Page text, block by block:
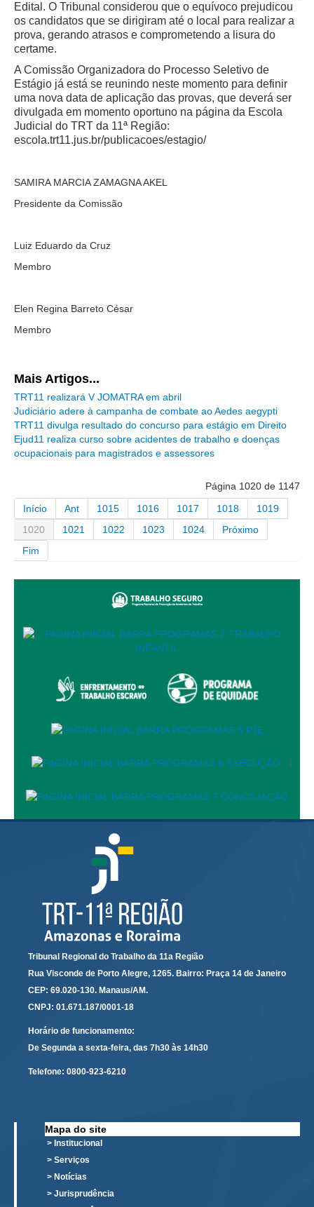
Auditoria e Prestação de Contas
Sustentabilidade
Acessibilidade
LGPD
Legislação
Atos Administrativos
Biblioteca Digital
Diário Eletrônico JT
Diário Oficial
Ementário
Regimento Interno
Regulamento Geral
Resolução do Plantão Judiciário
Revistas
Estrutura Organizacional
Protocolos de Julgamento
Faça sua Manifestação
Ouvidoria Da Mulher
Relatórios Estatísticos
Lei Geral de Proteção de Dados - LGPD
Integração das Ouvidorias
Ouvidoria no CSJT
Dúvidas Frequentes
Avalie os Serviços da Ouvidoria
Faça sua Manifestação
Denúncia Assédio Moral ou Sexual
Denúncia Assédio Eleitoral
Notícia de Irregularidade Anônima
Denúncia Atos de Corrupção
Contatos - Trabalho Remoto
Fones TRT
Fones TST
Edital. O Tribunal considerou que o equívoco prejudicou
os candidatos que se dirigiram até o local para realizar a
prova, gerando atrasos e comprometendo a lisura do
certame.
A Comissão Organizadora do Processo Seletivo de
Estágio já está se reunindo neste momento para definir
uma nova data de aplicação das provas, que deverá ser
divulgada em momento oportuno na página da Escola
Judicial do TRT da 11ª Região:
escola.trt11.jus.br/publicacoes/estagio/
SAMIRA MARCIA ZAMAGNA AKEL
Presidente da Comissão
Luiz Eduardo da Cruz
Membro
Elen Regina Barreto César
Membro
Mais Artigos...
TRT11 realizará V JOMATRA em abril
Judiciário adere à campanha de combate ao Aedes aegypti
TRT11 divulga resultado do concurso para estágio em Direito
Ejud11 realiza curso sobre acidentes de trabalho e doenças
ocupacionais para magistrados e assessores
Página 1020 de 1147
Início
Ant 1015 1016 1017 1018
1019
1020
1021 1022 1023 1024
Próximo
Fim
|
Tribunal Regional do Trabalho da 11a Região
Rua Visconde de Porto Alegre, 1265. Bairro: Praça 14 de Janeiro
CEP: 69.020-130. Manaus/AM.
CNPJ: 01.671.187/0001-18
Horário de funcionamento:
De Segunda a sexta-feira, das 7h30 às 14h30
Telefone: 0800-923-6210
Mapa do site
> Institucional
> Serviços
> Notícias
> Jurisprudência